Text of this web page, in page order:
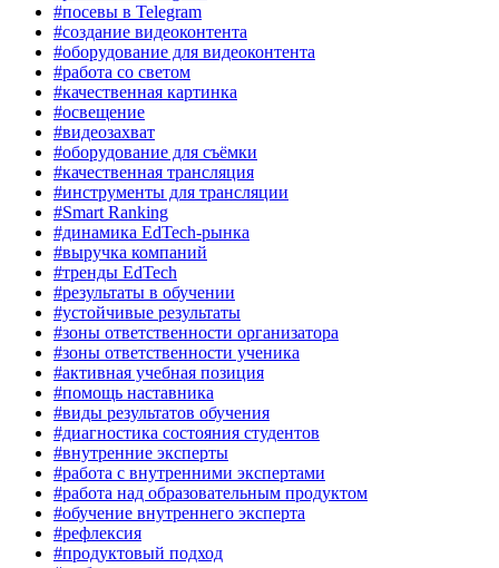
#посевы в Telegram
#создание видеоконтента
#оборудование для видеоконтента
#работа со светом
#качественная картинка
#освещение
#видеозахват
#оборудование для съёмки
#качественная трансляция
#инструменты для трансляции
#Smart Ranking
#динамика EdTech-рынка
#выручка компаний
#тренды EdTech
#результаты в обучении
#устойчивые результаты
#зоны ответственности организатора
#зоны ответственности ученика
#активная учебная позиция
#помощь наставника
#виды результатов обучения
#диагностика состояния студентов
#внутренние эксперты
#работа с внутренними экспертами
#работа над образовательным продуктом
#обучение внутреннего эксперта
#рефлексия
#продуктовый подход